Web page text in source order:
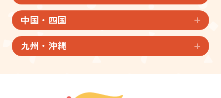
中国・四国
九州・沖縄